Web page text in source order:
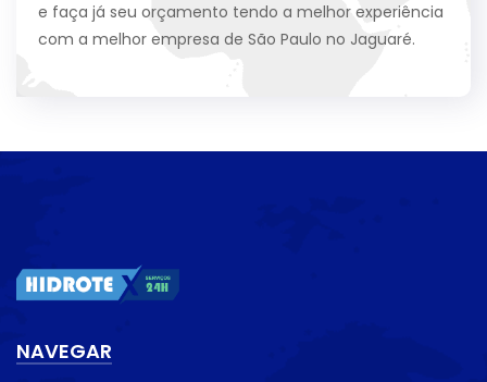
e faça já seu orçamento tendo a melhor experiência
com a melhor empresa de São Paulo no Jaguaré.
NAVEGAR